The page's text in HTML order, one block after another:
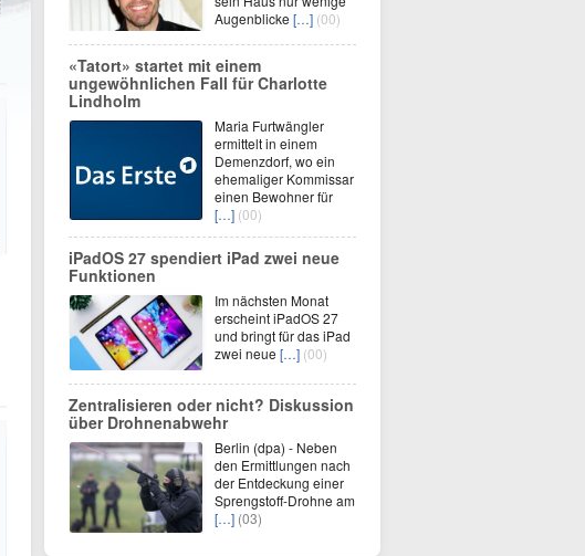
Augenblicke […] (00)
«Tatort» startet mit einem
ungewöhnlichen Fall für Charlotte
Lindholm
Maria Furtwängler
ermittelt in einem
Demenzdorf, wo ein
ehemaliger Kommissar
einen Bewohner für
[…] (00)
iPadOS 27 spendiert iPad zwei neue
Funktionen
Im nächsten Monat
erscheint iPadOS 27
und bringt für das iPad
zwei neue […] (00)
Zentralisieren oder nicht? Diskussion
über Drohnenabwehr
Berlin (dpa) - Neben
den Ermittlungen nach
der Entdeckung einer
Sprengstoff-Drohne am
[…] (03)